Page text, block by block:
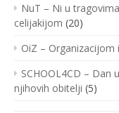
NuT – Ni u
celijakijom (20)
OiZ –
SCHOOL4CD – Dan
njihovih obitelji (5)